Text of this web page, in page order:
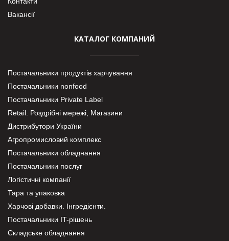
Вакансії
КАТАЛОГ КОМПАНИЙ
Постачальники продуктів харчування
Постачальники nonfood
Постачальники Private Label
Retail. Роздрібні мережі, Магазини
Дистрибутори України
Агропромисловий комплекс
Постачальники обладнання
Постачальники послуг
Логістичні компанії
Тара та упаковка
Харчові добавки. Інгредієнти.
Постачальники IT-рішень
Складське обладнання